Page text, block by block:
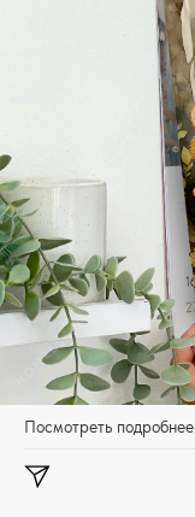
Посмотреть подробнее